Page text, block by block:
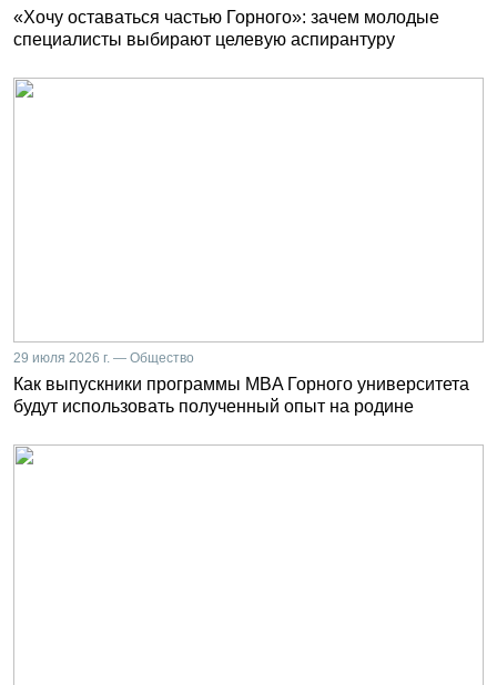
«Хочу оставаться частью Горного»: зачем молодые
специалисты выбирают целевую аспирантуру
29 июля 2026 г. — Общество
Как выпускники программы MBA Горного университета
будут использовать полученный опыт на родине